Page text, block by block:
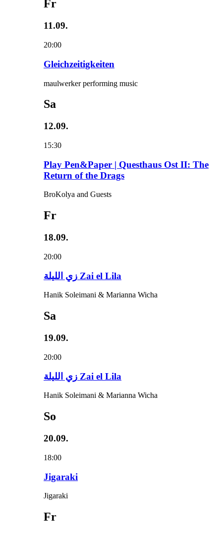
Fr
11.09.
20:00
Gleichzeitigkeiten
maulwerker performing music
Sa
12.09.
15:30
Play Pen&Paper | Questhaus Ost II: The
Return of the Drags
BroKolya and Guests
Fr
18.09.
20:00
زي‌ اللیلة Zai el Lila
Hanik Soleimani & Marianna Wicha
Sa
19.09.
20:00
زي‌ اللیلة Zai el Lila
Hanik Soleimani & Marianna Wicha
So
20.09.
18:00
Jigaraki
Jigaraki
Fr